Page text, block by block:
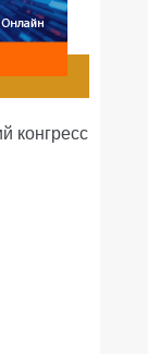
конгресс